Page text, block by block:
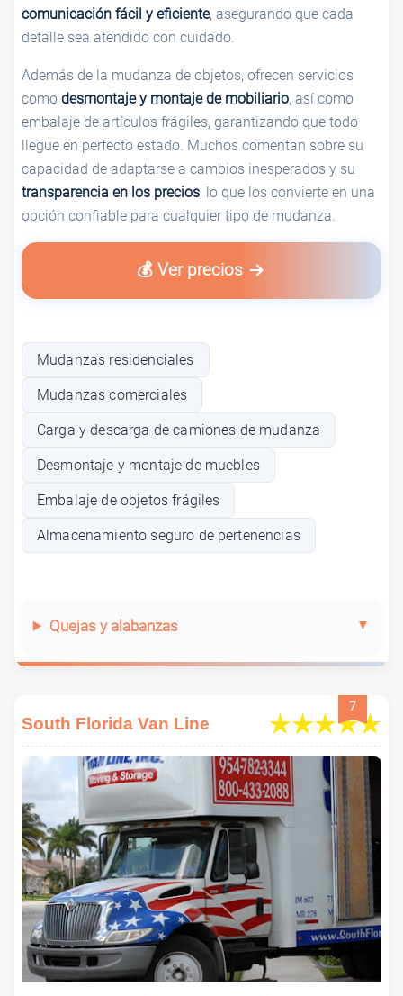
comunicación fácil y eficiente, asegurando que cada
detalle sea atendido con cuidado.
Además de la mudanza de objetos, ofrecen servicios
como desmontaje y montaje de mobiliario, así como
embalaje de artículos frágiles, garantizando que todo
llegue en perfecto estado. Muchos comentan sobre su
capacidad de adaptarse a cambios inesperados y su
transparencia en los precios, lo que los convierte en una
opción confiable para cualquier tipo de mudanza.
💰 Ver precios
Mudanzas residenciales
Mudanzas comerciales
Carga y descarga de camiones de mudanza
Desmontaje y montaje de muebles
Embalaje de objetos frágiles
Almacenamiento seguro de pertenencias
Quejas y alabanzas
7
South Florida Van Line